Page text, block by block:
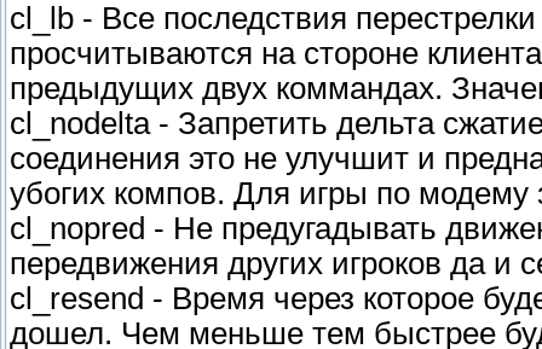
cl_lb - Все последствия
просчитываются на стороне
предыдущих двух коммандах.
cl_nodelta - Запретить дельта
соединения это не улучшит и
убогих компов. Для игры по
cl_nopred - Не предугадывать
передвижения других игроков да и
cl_resend - Время через которое
дошел. Чем меньше тем быстрее